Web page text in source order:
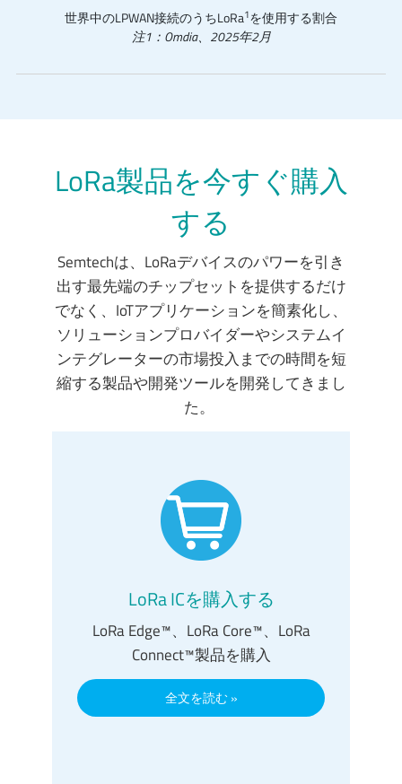
世界中のLPWAN接続のうちLoRa1を使用する割合
注1：Omdia、2025年2月
LoRa製品を今すぐ購入
する
Semtechは、LoRaデバイスのパワーを引き
出す最先端のチップセットを提供するだけ
でなく、IoTアプリケーションを簡素化し、
ソリューションプロバイダーやシステムイ
ンテグレーターの市場投入までの時間を短
縮する製品や開発ツールを開発してきまし
た。
LoRa ICを購入する
LoRa Edge™、LoRa Core™、LoRa
Connect™製品を購入
全文を読む